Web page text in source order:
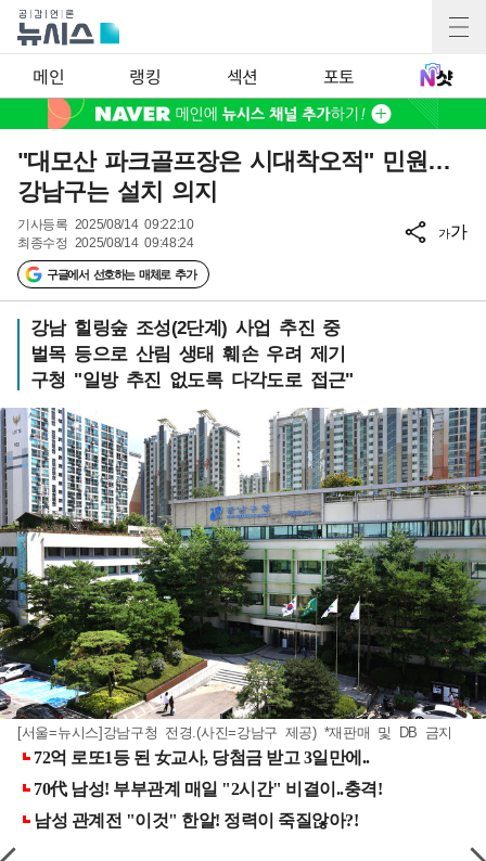
메인 랭킹 섹션 포토
"대모산 파크골프장은 시대착오적" 민원…
강남구는 설치 의지
기사등록 2025/08/14 09:22:10
최종수정 2025/08/14 09:48:24
구글에서 선호하는 매체로 추가
가가
강남 힐링숲 조성(2단계) 사업 추진 중
벌목 등으로 산림 생태 훼손 우려 제기
구청 "일방 추진 없도록 다각도로 접근"
[서울=뉴시스]강남구청 전경.(사진=강남구 제공) *재판매 및 DB 금지